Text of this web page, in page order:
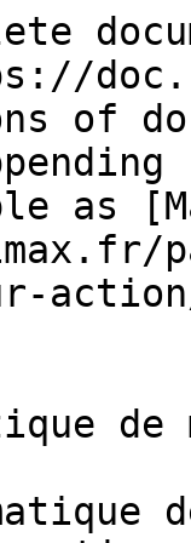
of
as
de